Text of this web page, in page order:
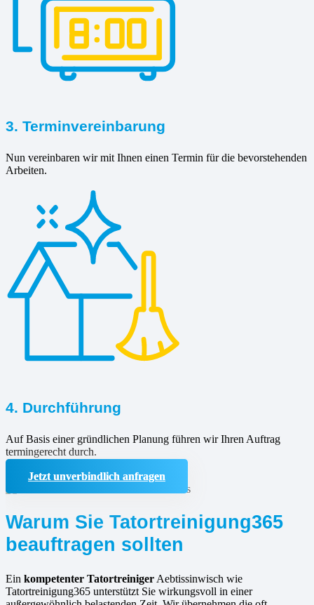
3. Terminvereinbarung
Nun vereinbaren wir mit Ihnen einen Termin für die bevorstehenden
Arbeiten.
4. Durchführung
Auf Basis einer gründlichen Planung führen wir Ihren Auftrag
termingerecht durch.
Jetzt unverbindlich anfragen
Warum Sie Tatortreinigung365
beauftragen sollten
Ein kompetenter Tatortreiniger Aebtissinwisch wie
Tatortreinigung365 unterstützt Sie wirkungsvoll in einer